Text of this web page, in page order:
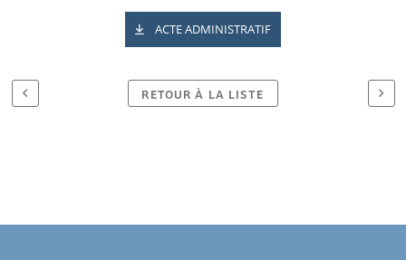
ACTE ADMINISTRATIF
RETOUR À LA LISTE